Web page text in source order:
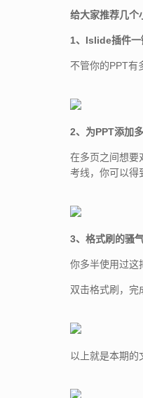
给大家推荐几个
1、Islide插件一
不管你的PPT有
2、为PPT添加
在多页之间想要
考线，你可以得
3、格式刷的骚
你多半使用过这
双击格式刷，完
以上就是本期的